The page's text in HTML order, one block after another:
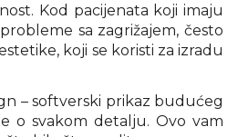
Kod pacijenata koji imaju
sa zagrižajem, često
koji se koristi za izradu
– softverski prikaz budućeg
o svakom detalju. Ovo vam